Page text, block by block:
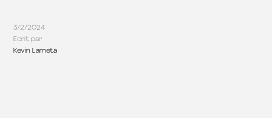
3/2/2024
Ecrit par
Kevin Lameta